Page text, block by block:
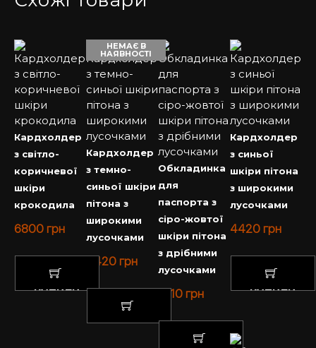
Кардхолдер
з світло-
коричневої
шкіри
крокодила
6800 грн
КУПИТИ
НЕМАЄ В
НАЯВНОСТІ
Кардхолдер
з темно-
синьої шкіри
пітона з
широкими
лусочками
4420 грн
Обкладинка
для
паспорта з
сіро-жовтої
шкіри пітона
з дрібними
лусочками
3110 грн
Кардхолдер
з синьої
шкіри пітона
з широкими
лусочками
4420 грн
КУПИТИ